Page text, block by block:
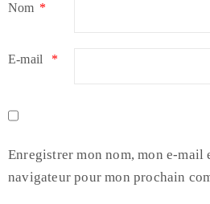
Nom *
E-mail *
Enregistrer mon nom, mon e-mail
navigateur pour mon prochain